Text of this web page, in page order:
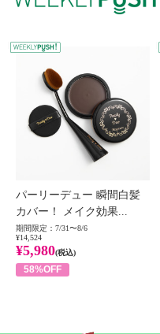
パーリーデュー 瞬間白髪
カバー！ メイク効果...
期間限定：7/31〜8/6
¥14,524
¥5,980(税込)
58%OFF